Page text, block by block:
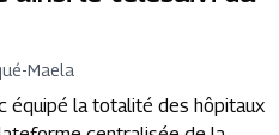
-Maela
équipé la totalité des hôpitaux